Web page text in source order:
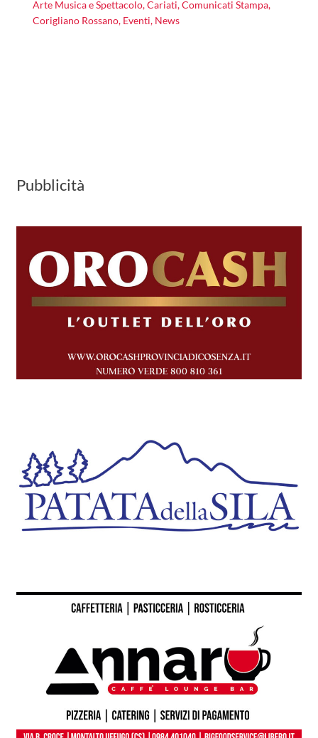
Arte Musica e Spettacolo,Cariati,Comunicati Stampa,
Corigliano Rossano, Eventi, News
Pubblicità